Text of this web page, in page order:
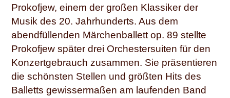
Prokofjew, einem der großen Klassiker der
Musik des 20. Jahrhunderts. Aus dem
abendfüllenden Märchenballett op. 89 stellte
Prokofjew später drei Orchestersuiten für den
Konzertgebrauch zusammen. Sie präsentieren
die schönsten Stellen und größten Hits des
Balletts gewissermaßen am laufenden Band